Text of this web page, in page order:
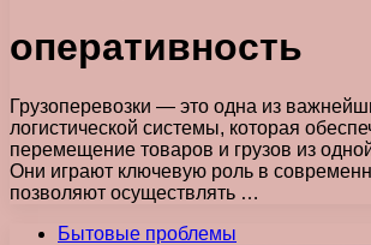
оперативность
Грузоперевозки — это одна из
логистической системы, которая
перемещение товаров и грузов из
Они играют ключевую роль в
позволяют осуществлять …
Бытовые проблемы